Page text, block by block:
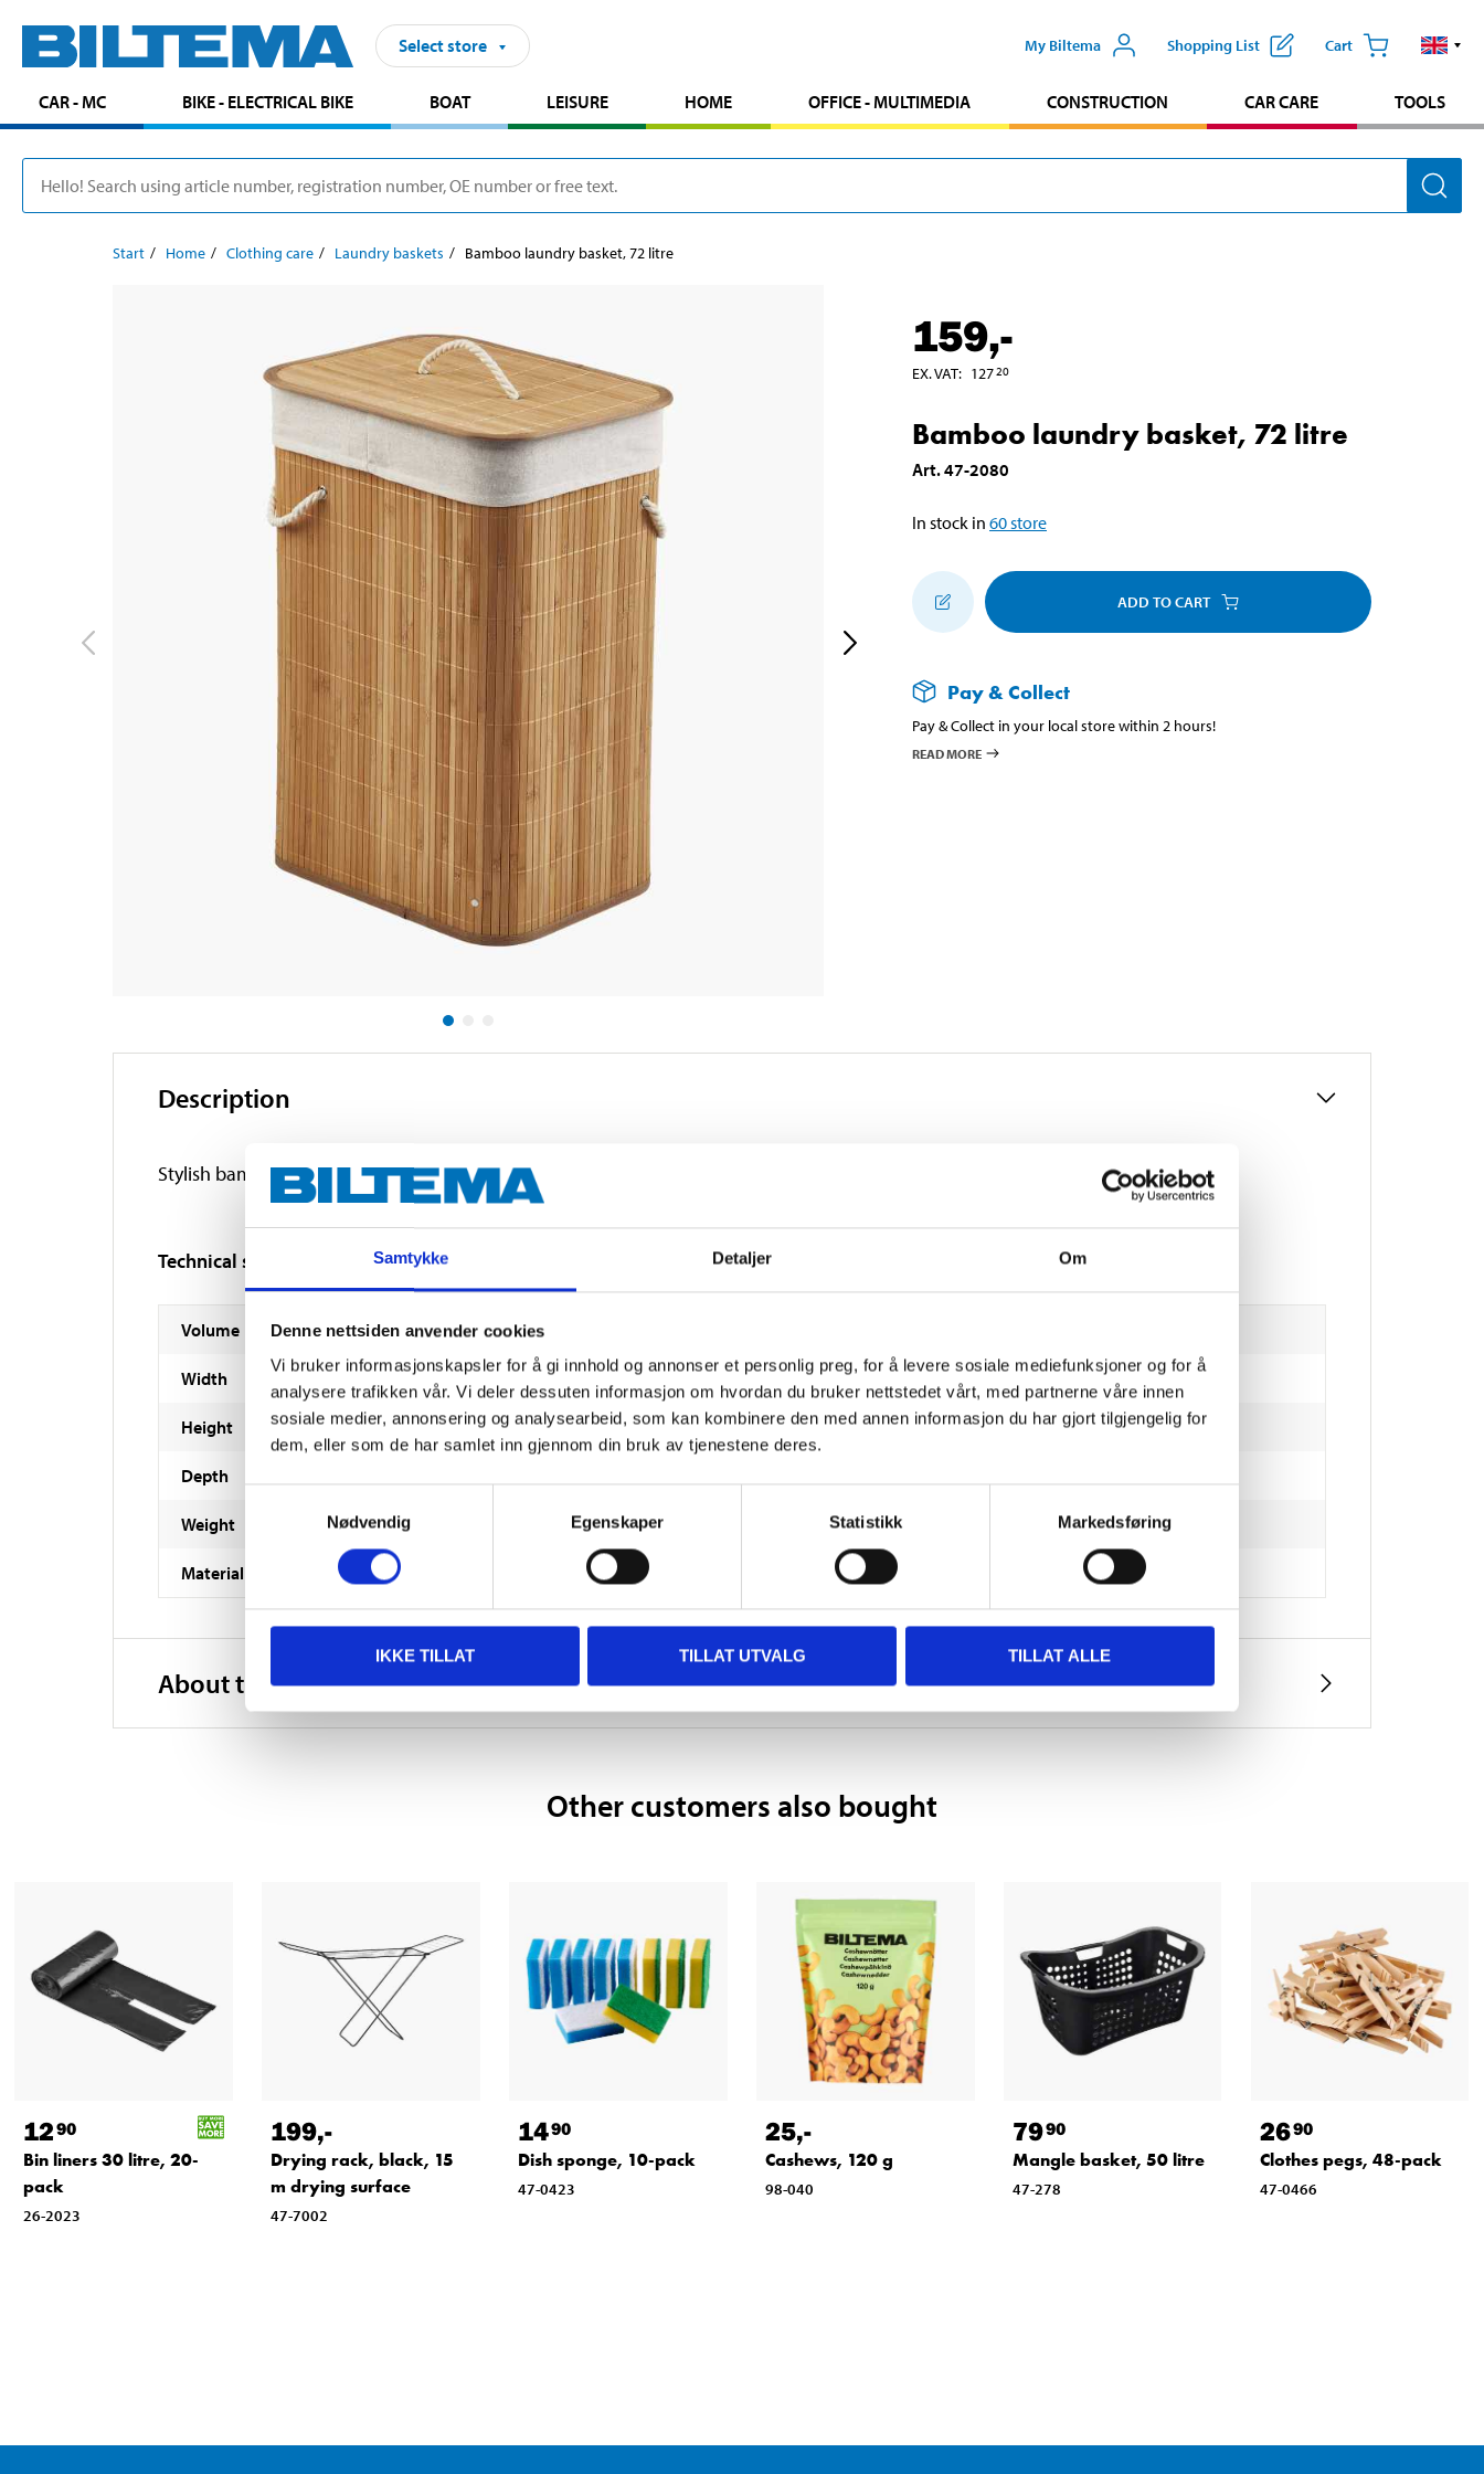
Samtykke Detaljer Om
Denne nettsiden anvender cookies
Vi bruker informasjonskapsler for å gi innhold og annonser et personlig preg, for å levere sosiale mediefunksjoner og for å
analysere trafikken vår. Vi deler dessuten informasjon om hvordan du bruker nettstedet vårt, med partnerne våre innen
sosiale medier, annonsering og analysearbeid, som kan kombinere den med annen informasjon du har gjort tilgjengelig for
dem, eller som de har samlet inn gjennom din bruk av tjenestene deres.
Nødvendig
Egenskaper Statistikk Markedsføring
IKKE TILLAT TILLAT UTVALG TILLAT ALLE
Select store My Biltema Shopping List Cart
CAR - MC BIKE - ELECTRICAL BIKE BOAT LEISURE HOME OFFICE - MULTIMEDIA CONSTRUCTION CAR CARE TOOLS
Start Home Clothing care Laundry baskets Bamboo laundry basket, 72 litre
159,-
EX. VAT: 12720
Bamboo laundry basket, 72 litre
Art.47-2080
In stock in 60store
ADD TO CART
Pay & Collect
Pay & Collect in your local store within 2 hours!
READ MORE
Description
Stylish bamboo basket with lid and fabric lining. Perfect for laundry.
Technical specifications
Volume
Width 40 cm
Height 60 cm
Depth
Weight
Material Bamboo/polyester/cotton.
About the manufacturer
Other customers also bought
1290
Bin liners 30 litre, 20-
pack
26-2023
199,-
Drying rack, black, 15
m drying surface
47-7002
1490
Dish sponge, 10-pack
47-0423
25,-
Cashews, 120 g
98-040
7990
Mangle basket, 50 litre
47-278
2690
Clothes pegs, 48-pack
47-0466